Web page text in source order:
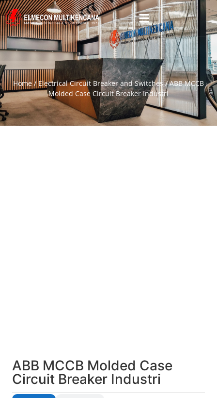
Home/Electrical Circuit Breaker and Switches/ ABB MCCB
Molded Case Circuit Breaker Industri
ABB MCCB Molded Case
Circuit Breaker Industri